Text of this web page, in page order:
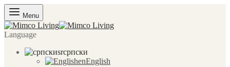
Menu
Language
srсрпски
enEnglish